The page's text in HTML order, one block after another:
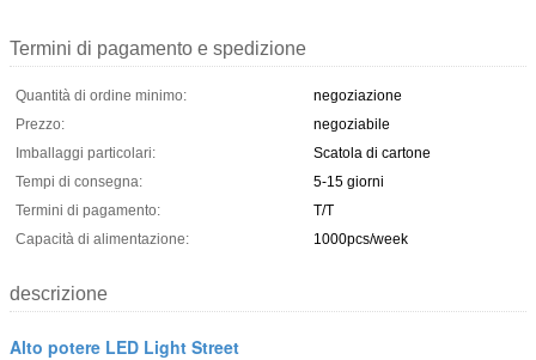
Termini di pagamento e spedizione
Quantità di ordine minimo:
negoziazione
Prezzo:
negoziabile
Imballaggi particolari:
Scatola di cartone
Tempi di consegna:
5-15 giorni
Termini di pagamento:
T/T
Capacità di alimentazione:
1000pcs/week
descrizione
Alto potere LED Light Street